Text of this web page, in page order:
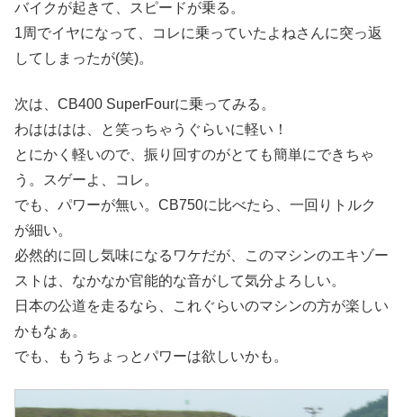
バイクが起きて、スピードが乗る。
1周でイヤになって、コレに乗っていたよねさんに突っ返
してしまったが(笑)。
次は、CB400 SuperFourに乗ってみる。
わはははは、と笑っちゃうぐらいに軽い！
とにかく軽いので、振り回すのがとても簡単にできちゃ
う。スゲーよ、コレ。
でも、パワーが無い。CB750に比べたら、一回りトルク
が細い。
必然的に回し気味になるワケだが、このマシンのエキゾー
ストは、なかなか官能的な音がして気分よろしい。
日本の公道を走るなら、これぐらいのマシンの方が楽しい
かもなぁ。
でも、もうちょっとパワーは欲しいかも。